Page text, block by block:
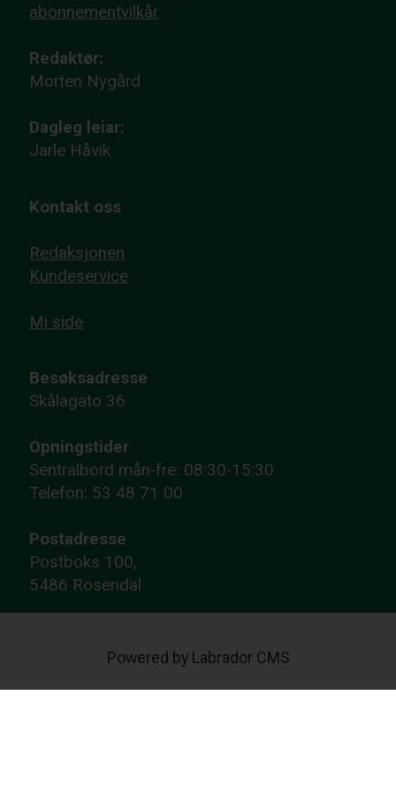
abonnementvilkår
Redaktør:
Morten Nygård
Dagleg leiar:
Jarle Håvik
Kontakt oss
Redaksjonen
Kundeservice
Mi side
Besøksadresse
Skålagato 36
Opningstider
Sentralbord mån-fre: 08:30-15:30
Telefon: 53 48 71 00
Postadresse
Postboks 100,
5486 Rosendal
Powered by Labrador CMS